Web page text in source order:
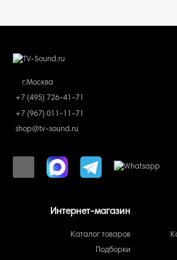
г.Москва
+7 (495) 726-41-71
+7 (967) 011-11-71
shop@tv-sound.ru
Интернет-магазин
Каталог товаров
Подборки